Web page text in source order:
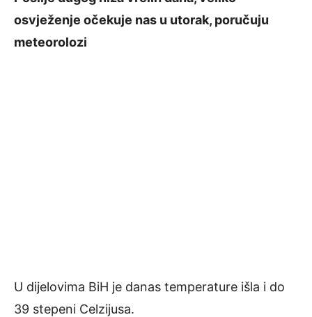
osvježenje očekuje nas u utorak, poručuju
meteorolozi
U dijelovima BiH je danas temperature išla i do
39 stepeni Celzijusa.